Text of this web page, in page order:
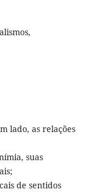
lado, as relações
suas
de sentidos